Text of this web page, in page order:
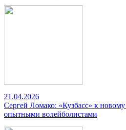
21.04.2026
Сергей Ломако: «Кузбасс» к новому
опытными волейболистами